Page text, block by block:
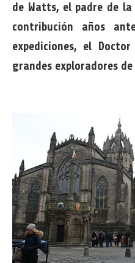
de Watts, el padre de
contribución años
expediciones, el
grandes exploradores